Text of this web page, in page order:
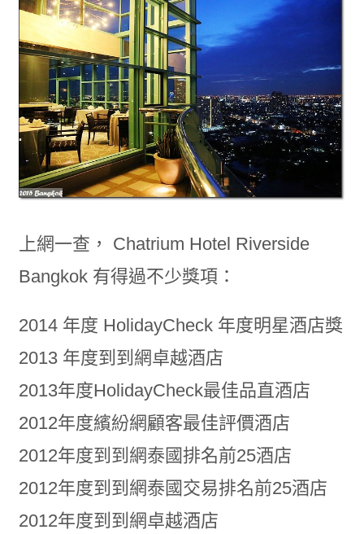
上網一查， Chatrium Hotel Riverside
Bangkok 有得過不少獎項：
2014 年度 HolidayCheck 年度明星酒店獎
2013 年度到到網卓越酒店
2013年度HolidayCheck最佳品直酒店
2012年度繽紛網顧客最佳評價酒店
2012年度到到網泰國排名前25酒店
2012年度到到網泰國交易排名前25酒店
2012年度到到網卓越酒店